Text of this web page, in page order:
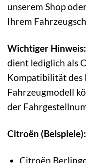
unserem Shop
Ihrem
Wichtiger Hinweis:
dient lediglich als
Kompatibilität des
Fahrzeugmodell
der
Citroën (Beispiele):
Citroën